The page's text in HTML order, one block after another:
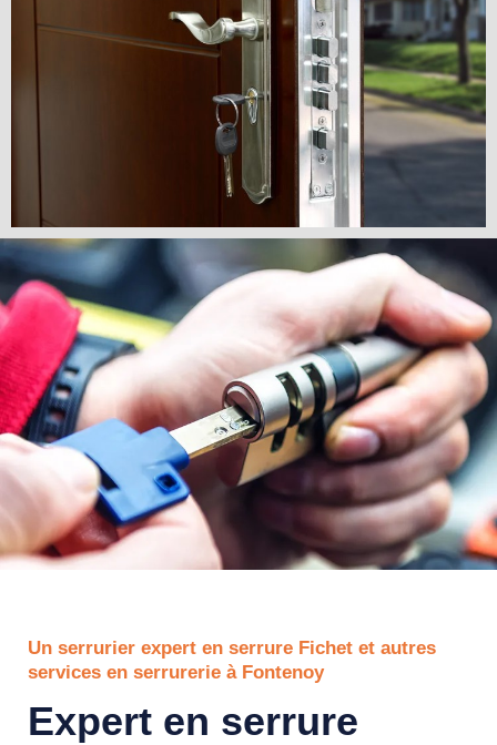
Un serrurier expert en serrure Fichet et autres
services en serrurerie à Fontenoy
Expert en serrure